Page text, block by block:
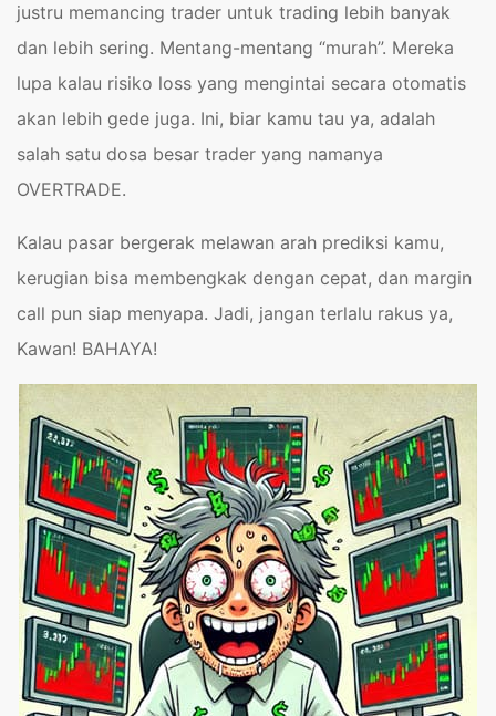
justru memancing trader untuk trading lebih banyak
dan lebih sering. Mentang-mentang “murah”. Mereka
lupa kalau risiko loss yang mengintai secara otomatis
akan lebih gede juga. Ini, biar kamu tau ya, adalah
salah satu dosa besar trader yang namanya
OVERTRADE.
Kalau pasar bergerak melawan arah prediksi kamu,
kerugian bisa membengkak dengan cepat, dan margin
call pun siap menyapa. Jadi, jangan terlalu rakus ya,
Kawan! BAHAYA!